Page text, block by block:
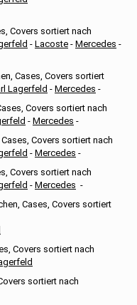
Covers sortiert nach
- Lacoste - Mercedes -
Cases, Covers sortiert
Lagerfeld - Mercedes -
Covers sortiert nach
- Mercedes -
Covers sortiert nach
- Mercedes -
Covers sortiert nach
- Mercedes -
Cases, Covers sortiert
Covers sortiert nach
sortiert nach